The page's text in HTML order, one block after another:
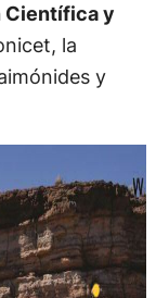
Científica y
la
y